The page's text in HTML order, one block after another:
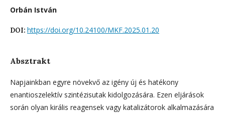
Orbán István
DOI: https://doi.org/10.24100/MKF.2025.01.20
Absztrakt
Napjainkban egyre növekvő az igény új és hatékony
enantioszelektív szintézisutak kidolgozására. Ezen eljárások
során olyan királis reagensek vagy katalizátorok alkalmazására